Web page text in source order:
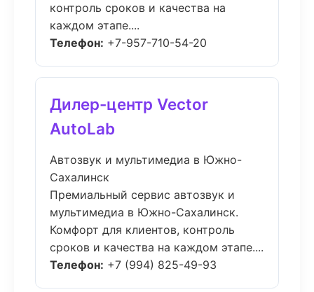
контроль сроков и качества на
каждом этапе....
Телефон: +7-957-710-54-20
Дилер-центр Vector
AutoLab
Автозвук и мультимедиа в Южно-
Сахалинск
Премиальный сервис автозвук и
мультимедиа в Южно-Сахалинск.
Комфорт для клиентов, контроль
сроков и качества на каждом этапе....
Телефон: +7 (994) 825-49-93